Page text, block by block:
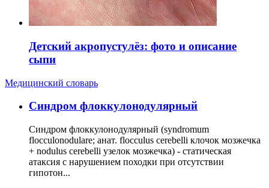
Детский акропустулёз: фото и описание
сыпи
Медицинский словарь
Cиндром флоккулонодулярный
Синдром флоккулонодулярный (syndromum
flocculonodulare; анат. flocculus cerebelli клочок мозжечка
+ nodulus cerebelli узелок мозжечка) - статическая
атаксия с нарушением походки при отсутствии
гипотон...